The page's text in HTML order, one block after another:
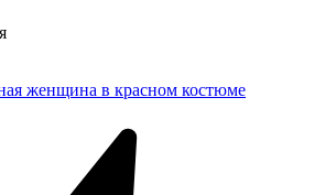
женщина в красном костюме